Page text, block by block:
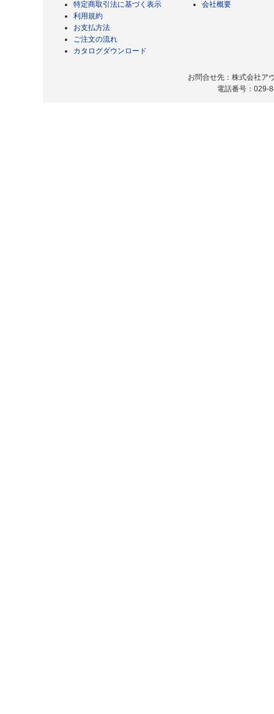
特定商取引法に基づく表示
利用規約
お支払方法
ご注文の流れ
カタログダウンロード
会社概要
お問合せ先：株式会社ア
電話番号：